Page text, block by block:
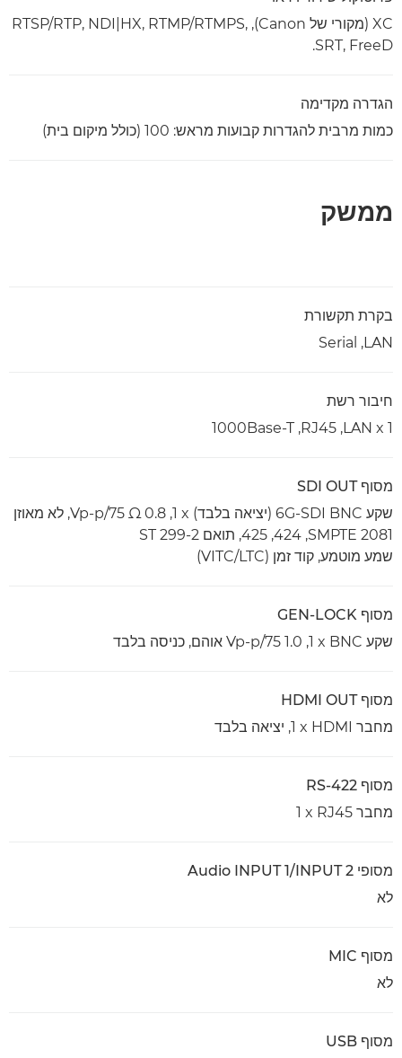
XC (מקורי של Canon), RTSP/RTP, NDI|HX, RTMP/RTMPS,
SRT, FreeD.
הגדרה מקדימה
כמות מרבית להגדרות קבועות מראש: 100 (כולל מיקום בית)
ממשק
בקרת תקשורת
LAN,‏ Serial
חיבור רשת
LAN x 1,‏ RJ45,‏ 1000Base-T
מסוף SDI OUT
שקע 6G-SDI BNC (יציאה בלבד) x‏ 1‏, 0.8 Vp-p/75 Ω‏, לא מאוזן
SMPTE 2081‏, 424, 425, תואם ST 299-2
שמע מוטמע, קוד זמן (VITC/LTC)
מסוף GEN-LOCK
שקע BNC ‏x‏ ‎1,‏ 1.0 Vp-p/75 אוהם, כניסה בלבד
מסוף HDMI OUT
מחבר HDMI‏ x ‏1, יציאה בלבד
מסוף RS-422
מחבר RJ45 ‏x ‏1
מסופי Audio INPUT 1/INPUT 2
לא
מסוף MIC
לא
מסוף USB